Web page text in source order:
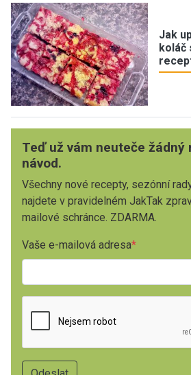
Jak
koláč
Teď už vám neuteče žádný
návod.
Všechny nové recepty, sezónní
najdete v pravidelném JakTak
mailové schránce. ZDARMA.
Vaše e-mailová adresa